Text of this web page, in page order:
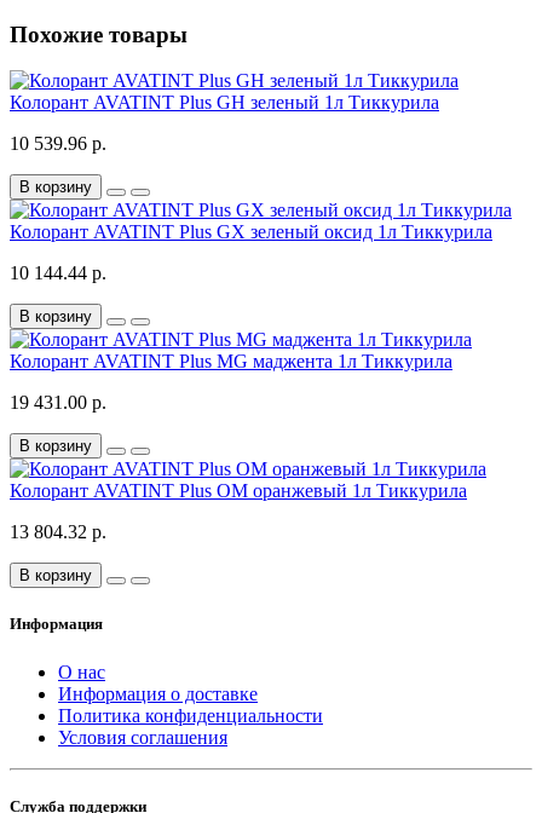
Похожие товары
Колорант AVATINT Plus GH зеленый 1л Тиккурила
10 539.96 р.
В корзину
Колорант AVATINT Plus GX зеленый оксид 1л Тиккурила
10 144.44 р.
В корзину
Колорант AVATINT Plus MG маджента 1л Тиккурила
19 431.00 р.
В корзину
Колорант AVATINT Plus OM оранжевый 1л Тиккурила
13 804.32 р.
В корзину
Информация
О нас
Информация о доставке
Политика конфиденциальности
Условия соглашения
Служба поддержки